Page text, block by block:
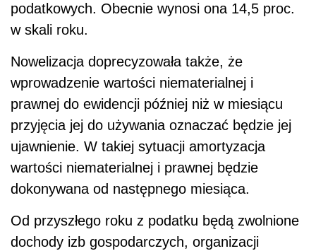
podatkowych. Obecnie wynosi ona 14,5 proc.
w skali roku.
Nowelizacja doprecyzowała także, że
wprowadzenie wartości niematerialnej i
prawnej do ewidencji później niż w miesiącu
przyjęcia jej do używania oznaczać będzie jej
ujawnienie. W takiej sytuacji amortyzacja
wartości niematerialnej i prawnej będzie
dokonywana od następnego miesiąca.
Od przyszłego roku z podatku będą zwolnione
dochody izb gospodarczych, organizacji